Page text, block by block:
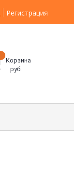
Регистрация
Корзина
руб.